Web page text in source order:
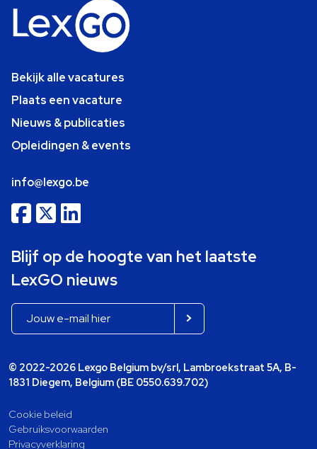
Bekijk alle vacatures
Plaats een vacature
Nieuws & publicaties
Opleidingen & events
info@lexgo.be
Blijf op de hoogte van het laatste
LexGO nieuws
© 2022-2026 Lexgo Belgium bv/srl, Lambroekstraat 5A, B-
1831 Diegem, Belgium (BE 0550.639.702)
Cookie beleid
Gebruiksvoorwaarden
Privacyverklaring